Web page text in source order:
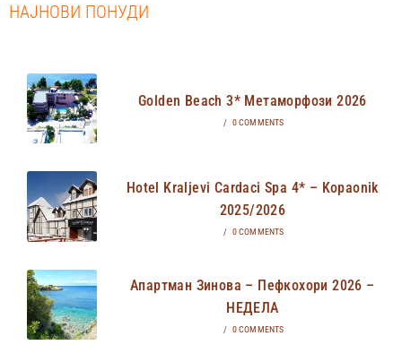
НАЈНОВИ ПОНУДИ
Golden Beach 3* Метаморфози 2026
/ 0 COMMENTS
Hotel Kraljevi Cardaci Spa 4* – Kopaonik
2025/2026
/ 0 COMMENTS
Апартман Зинова – Пефкохори 2026 –
НЕДЕЛА
/ 0 COMMENTS